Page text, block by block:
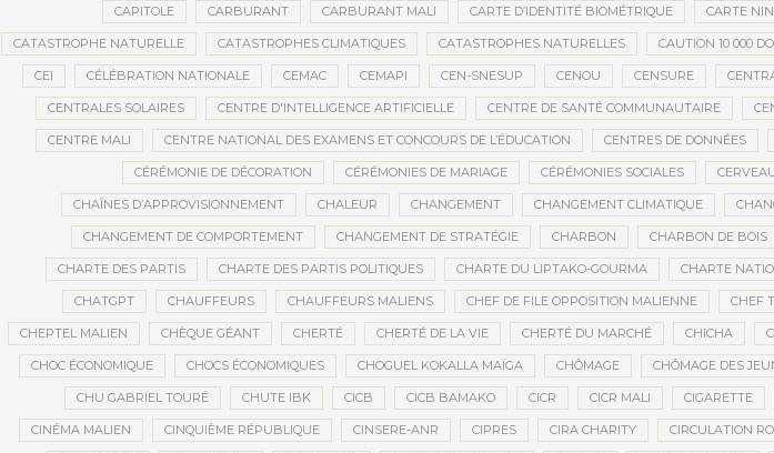
CAPITOLE CARBURANT CARBURANT MALI CARTE D’IDENTITÉ BIOMÉTRIQUE CARTE
CATASTROPHE NATURELLE CATASTROPHES CLIMATIQUES CATASTROPHES NATURELLES CAUTION 10 000
CEI CÉLÉBRATION NATIONALE CEMAC CEMAPI CEN-SNESUP CENOU CENSURE
CENTRALES SOLAIRES CENTRE D'INTELLIGENCE ARTIFICIELLE CENTRE DE SANTÉ COMMUNAUTAIRE
CENTRE MALI CENTRE NATIONAL DES EXAMENS ET CONCOURS DE L’ÉDUCATION CENTRES DE DONNÉES
CÉRÉMONIE DE DÉCORATION CÉRÉMONIES DE MARIAGE CÉRÉMONIES SOCIALES
CHAÎNES D’APPROVISIONNEMENT CHALEUR CHANGEMENT CHANGEMENT CLIMATIQUE
CHANGEMENT DE COMPORTEMENT CHANGEMENT DE STRATÉGIE CHARBON CHARBON DE BOIS
CHARTE DES PARTIS CHARTE DES PARTIS POLITIQUES CHARTE DU LIPTAKO-GOURMA CHARTE
CHATGPT CHAUFFEURS CHAUFFEURS MALIENS CHEF DE FILE OPPOSITION MALIENNE CHEF
CHEPTEL MALIEN CHÈQUE GÉANT CHERTÉ CHERTÉ DE LA VIE CHERTÉ DU MARCHÉ CHICHA
CHOC ÉCONOMIQUE CHOCS ÉCONOMIQUES CHOGUEL KOKALLA MAÏGA CHÔMAGE CHÔMAGE DES
CHU GABRIEL TOURÉ CHUTE IBK CICB CICB BAMAKO CICR CICR MALI CIGARETTE
CINÉMA MALIEN CINQUIÈME RÉPUBLIQUE CINSERE-ANR CIPRES CIRA CHARITY CIRCULATION